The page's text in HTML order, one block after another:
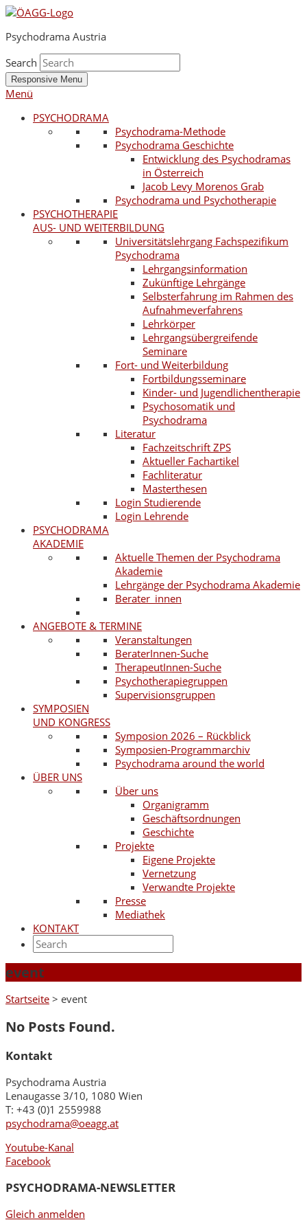
Psychodrama Austria
Search
Responsive Menu
Menü
PSYCHODRAMA
Psychodrama-Methode
Psychodrama Geschichte
Entwicklung des Psychodramas
in Österreich
Jacob Levy Morenos Grab
Psychodrama und Psychotherapie
PSYCHOTHERAPIE
AUS- UND WEITERBILDUNG
Universitätslehrgang Fachspezifikum
Psychodrama
Lehrgangsinformation
Zukünftige Lehrgänge
Selbsterfahrung im Rahmen des
Aufnahmeverfahrens
Lehrkörper
Lehrgangsübergreifende
Seminare
Fort- und Weiterbildung
Fortbildungsseminare
Kinder- und Jugendlichentherapie
Psychosomatik und
Psychodrama
Literatur
Fachzeitschrift ZPS
Aktueller Fachartikel
Fachliteratur
Masterthesen
Login Studierende
Login Lehrende
PSYCHODRAMA
AKADEMIE
Aktuelle Themen der Psychodrama
Akademie
Lehrgänge der Psychodrama Akademie
Berater_innen
ANGEBOTE & TERMINE
Veranstaltungen
BeraterInnen-Suche
TherapeutInnen-Suche
Psychotherapiegruppen
Supervisionsgruppen
SYMPOSIEN
UND KONGRESS
Symposion 2026 – Rückblick
Symposien-Programmarchiv
Psychodrama around the world
ÜBER UNS
Über uns
Organigramm
Geschäftsordnungen
Geschichte
Projekte
Eigene Projekte
Vernetzung
Verwandte Projekte
Presse
Mediathek
KONTAKT
event
Startseite > event
No Posts Found.
Kontakt
Psychodrama Austria
Lenaugasse 3/10, 1080 Wien
T: +43 (0)1 2559988
psychodrama@oeagg.at
Youtube-Kanal
Facebook
PSYCHODRAMA-NEWSLETTER
Gleich anmelden